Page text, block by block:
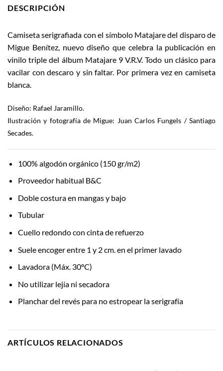
DESCRIPCIÓN
Camiseta serigrafiada con el símbolo Matajare del disparo de
Migue Benítez, nuevo diseño que celebra la publicación en
vinilo triple del álbum Matajare 9 V.R.V. Todo un clásico para
vacilar con descaro y sin faltar. Por primera vez en camiseta
blanca.
Diseño: Rafael Jaramillo.
Ilustración y fotografía de Migue: Juan Carlos Fungels / Santiago
Secades.
100% algodón orgánico (150 gr/m2)
Proveedor habitual B&C
Doble costura en mangas y bajo
Tubular
Cuello redondo con cinta de refuerzo
Suele encoger entre 1 y 2 cm. en el primer lavado
Lavadora (Máx. 30ºC)
No utilizar lejía ni secadora
Planchar del revés para no estropear la serigrafía
ARTÍCULOS RELACIONADOS